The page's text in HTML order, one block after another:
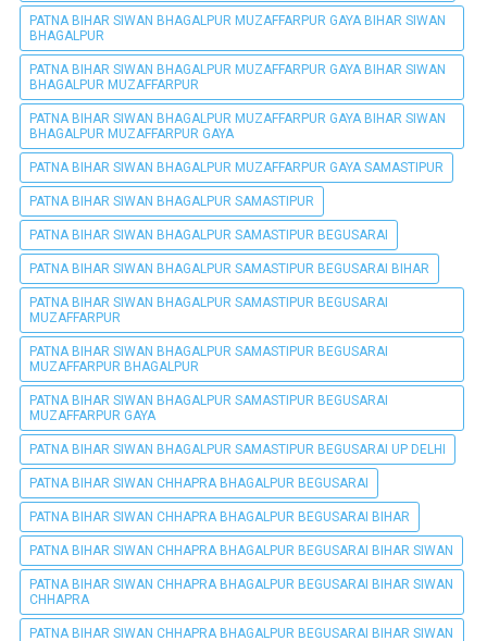
PATNA BIHAR SIWAN BHAGALPUR MUZAFFARPUR GAYA BIHAR SIWAN
BHAGALPUR
PATNA BIHAR SIWAN BHAGALPUR MUZAFFARPUR GAYA BIHAR SIWAN
BHAGALPUR MUZAFFARPUR
PATNA BIHAR SIWAN BHAGALPUR MUZAFFARPUR GAYA BIHAR SIWAN
BHAGALPUR MUZAFFARPUR GAYA
PATNA BIHAR SIWAN BHAGALPUR MUZAFFARPUR GAYA SAMASTIPUR
PATNA BIHAR SIWAN BHAGALPUR SAMASTIPUR
PATNA BIHAR SIWAN BHAGALPUR SAMASTIPUR BEGUSARAI
PATNA BIHAR SIWAN BHAGALPUR SAMASTIPUR BEGUSARAI BIHAR
PATNA BIHAR SIWAN BHAGALPUR SAMASTIPUR BEGUSARAI
MUZAFFARPUR
PATNA BIHAR SIWAN BHAGALPUR SAMASTIPUR BEGUSARAI
MUZAFFARPUR BHAGALPUR
PATNA BIHAR SIWAN BHAGALPUR SAMASTIPUR BEGUSARAI
MUZAFFARPUR GAYA
PATNA BIHAR SIWAN BHAGALPUR SAMASTIPUR BEGUSARAI UP DELHI
PATNA BIHAR SIWAN CHHAPRA BHAGALPUR BEGUSARAI
PATNA BIHAR SIWAN CHHAPRA BHAGALPUR BEGUSARAI BIHAR
PATNA BIHAR SIWAN CHHAPRA BHAGALPUR BEGUSARAI BIHAR SIWAN
PATNA BIHAR SIWAN CHHAPRA BHAGALPUR BEGUSARAI BIHAR SIWAN
CHHAPRA
PATNA BIHAR SIWAN CHHAPRA BHAGALPUR BEGUSARAI BIHAR SIWAN